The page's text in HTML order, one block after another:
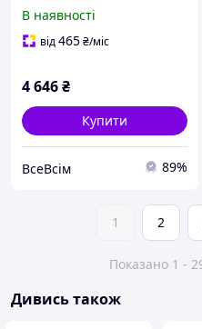
захисна маска для
страйкболу та пейнтболу,
В наявності
від465₴/міс
4 646₴
Купити
ВсеВсім 89%
1 2
Показано 1 -
Дивись також